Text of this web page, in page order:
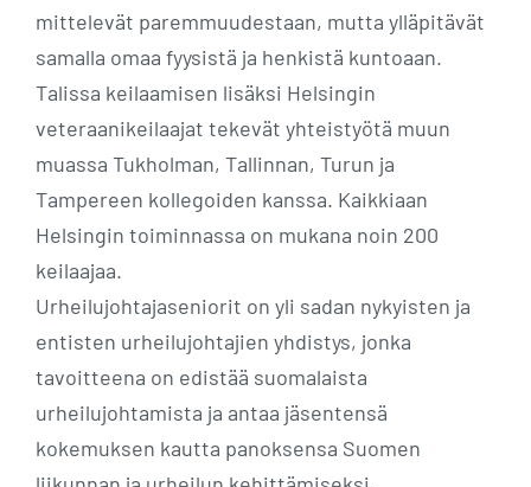
mittelevät paremmuudestaan, mutta ylläpitävät
samalla omaa fyysistä ja henkistä kuntoaan.
Talissa keilaamisen lisäksi Helsingin
veteraanikeilaajat tekevät yhteistyötä muun
muassa Tukholman, Tallinnan, Turun ja
Tampereen kollegoiden kanssa. Kaikkiaan
Helsingin toiminnassa on mukana noin 200
keilaajaa.
Urheilujohtajaseniorit on yli sadan nykyisten ja
entisten urheilujohtajien yhdistys, jonka
tavoitteena on edistää suomalaista
urheilujohtamista ja antaa jäsentensä
kokemuksen kautta panoksensa Suomen